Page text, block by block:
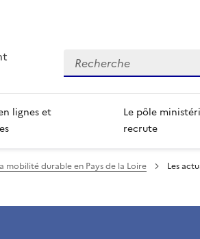
Recherche
lignes et
Le pôle
recrute
mobilité durable en Pays de la Loire Les